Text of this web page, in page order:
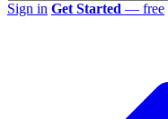
Sign in Get Started — free